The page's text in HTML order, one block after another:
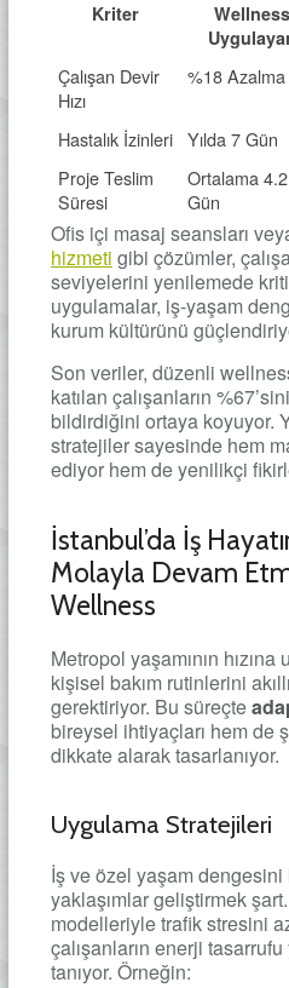
Kriter
Wellness
Çalışan Devir
Hızı
%18 Azalma
Hastalık İzinleri Yılda 7 Gün
Proje Teslim
Süresi
Ortalama 4.2
Gün
Ofis içi masaj seansları
hizmeti gibi çözümler,
seviyelerini yenilemede
uygulamalar, iş-yaşam
kurum kültürünü
Son veriler, düzenli
katılan çalışanların
bildirdiğini ortaya koyuyor.
stratejiler sayesinde hem
ediyor hem de yenilikçi
İstanbul’da İş
Molayla Devam
Wellness
Metropol yaşamının
kişisel bakım rutinlerini
gerektiriyor. Bu süreçte
bireysel ihtiyaçları hem de
dikkate alarak tasarlanıyor.
Uygulama Stratejileri
İş ve özel yaşam
yaklaşımlar geliştirmek
modelleriyle trafik stresini
çalışanların enerji
tanıyor. Örneğin: